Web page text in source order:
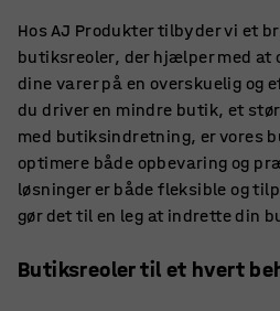
Hos AJ Produkter tilbyder vi et
butiksreoler, der hjælper med at
dine varer på en overskuelig og
du driver en mindre butik, et
med butiksindretning, er vores
optimere både opbevaring og
løsninger er både fleksible og
gør det til en leg at indrette din
Butiksreoler til et hvert